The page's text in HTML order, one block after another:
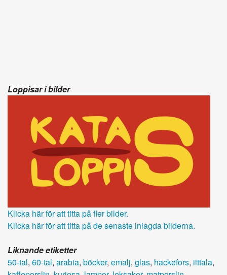
Loppisar i bilder
Klicka här för att titta på fler bilder.
Klicka här för att titta på de senaste inlagda bilderna.
Liknande etiketter
50-tal, 60-tal, arabia, böcker, emalj, glas, hackefors, iittala,